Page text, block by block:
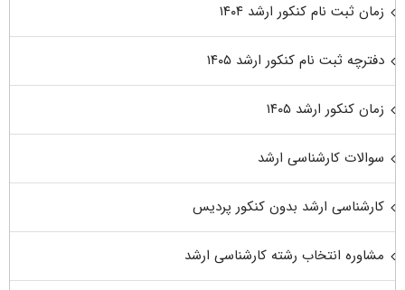
زمان ثبت نام کنکور ارشد ۱۴۰۴
دفترچه ثبت نام کنکور ارشد ۱۴۰۵
زمان کنکور ارشد ۱۴۰۵
سوالات کارشناسی ارشد
کارشناسی ارشد بدون کنکور پردیس
مشاوره انتخاب رشته کارشناسی ارشد